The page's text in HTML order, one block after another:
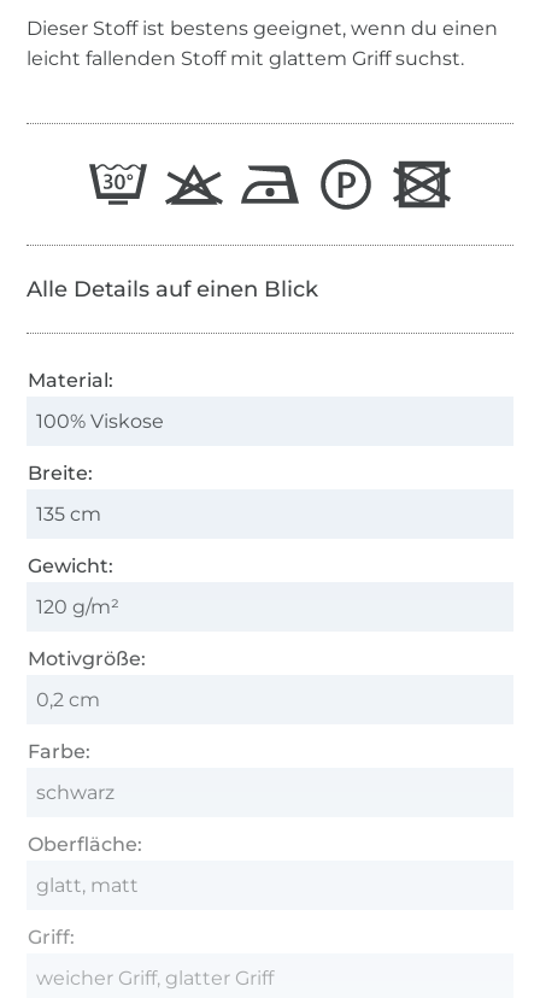
Dieser Stoff ist bestens geeignet, wenn du einen
leicht fallenden Stoff mit glattem Griff suchst.
Alle Details auf einen Blick
Material:
100% Viskose
Breite:
135 cm
Gewicht:
120 g/m²
Motivgröße:
0,2 cm
Farbe:
schwarz
Oberfläche:
glatt, matt
Griff:
weicher Griff, glatter Griff